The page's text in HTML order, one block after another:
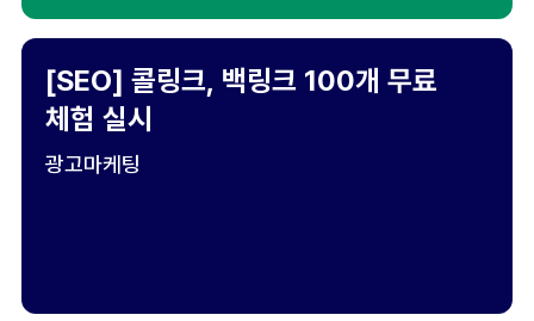
[SEO] 콜링크, 백링크 100개 무료
체험 실시
광고마케팅